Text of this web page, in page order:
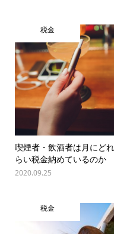
税金
喫煙者・飲酒者は月にどれ
らい税金納めているのか
2020.09.25
税金